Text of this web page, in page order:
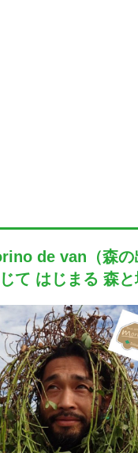
de van（森の
て はじまる 森